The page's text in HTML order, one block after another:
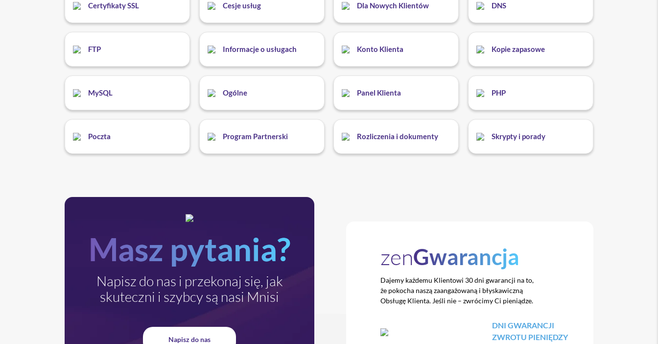
Certyfikaty SSL Cesje usług Dla Nowych Klientów DNS
FTP Informacje o usługach Konto Klienta Kopie zapasowe
MySQL Ogólne Panel Klienta PHP
Poczta Program Partnerski Rozliczenia i dokumenty Skrypty i porady
Masz pytania?
Napisz do nas i przekonaj się, jak
skuteczni i szybcy są nasi Mnisi
Napisz do nas
zenGwarancja
Dajemy każdemu Klientowi 30 dni gwarancji na to,
że pokocha naszą zaangażowaną i błyskawiczną
Obsługę Klienta. Jeśli nie – zwrócimy Ci pieniądze.
DNI GWARANCJI
ZWROTU PIENIĘDZY